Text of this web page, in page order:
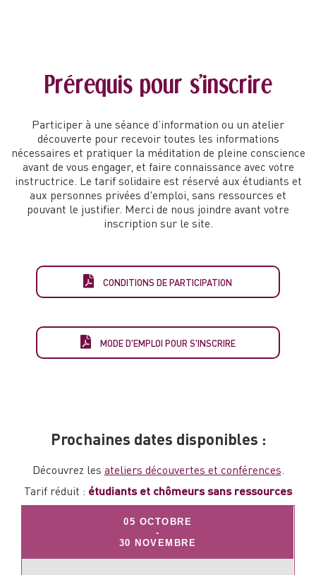
Prérequis pour s'inscrire
Participer à une séance d’information ou un atelier
découverte pour recevoir toutes les informations
nécessaires et pratiquer la méditation de pleine conscience
avant de vous engager, et faire connaissance avec votre
instructrice. Le tarif solidaire est réservé aux étudiants et
aux personnes privées d'emploi, sans ressources et
pouvant le justifier. Merci de nous joindre avant votre
inscription sur le site.
CONDITIONS DE PARTICIPATION
MODE D'EMPLOI POUR S'INSCRIRE
Prochaines dates disponibles :
Découvrez les ateliers découvertes et conférences.
Tarif réduit : étudiants et chômeurs sans ressources
05 OCTOBRE
-
30 NOVEMBRE